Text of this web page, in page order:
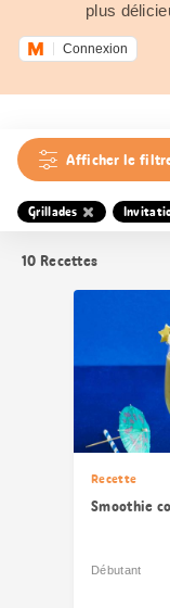
plus
Connexion
Afficher le
Grillades
10 Recettes
Recette
Smoothie
Débutant